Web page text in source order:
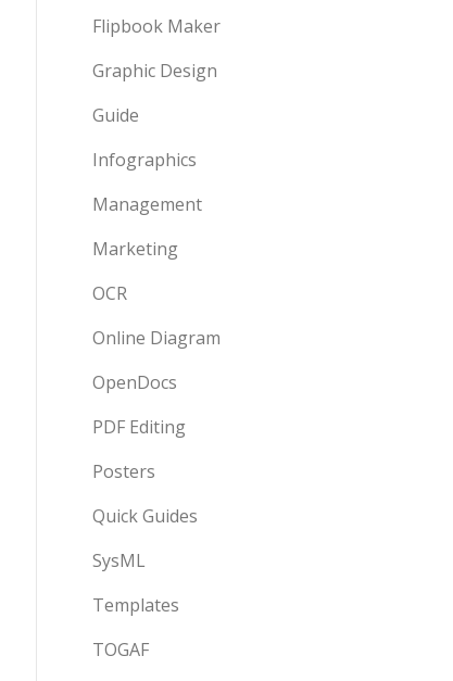
Flipbook Maker
Graphic Design
Guide
Infographics
Management
Marketing
OCR
Online Diagram
OpenDocs
PDF Editing
Posters
Quick Guides
SysML
Templates
TOGAF